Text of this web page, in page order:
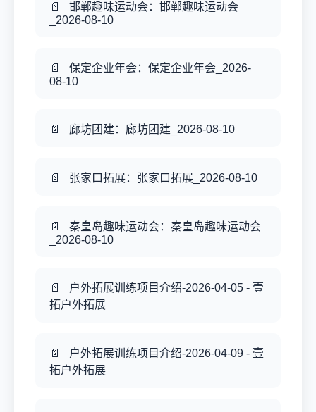
邯郸趣味运动会：邯郸趣味运动会
_2026-08-10
保定企业年会：保定企业年会_2026-
08-10
廊坊团建：廊坊团建_2026-08-10
张家口拓展：张家口拓展_2026-08-10
秦皇岛趣味运动会：秦皇岛趣味运动会
_2026-08-10
户外拓展训练项目介绍-2026-04-05 - 壹
拓户外拓展
户外拓展训练项目介绍-2026-04-09 - 壹
拓户外拓展